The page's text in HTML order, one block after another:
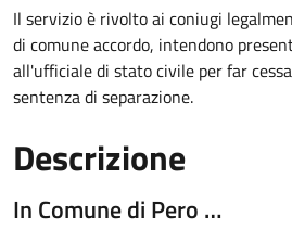
Il servizio è rivolto ai coniugi
di comune accordo, intendono
all'ufficiale di stato civile per far
sentenza di separazione.
Descrizione
In Comune di Pero …